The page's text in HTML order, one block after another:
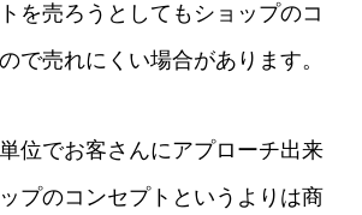
を売ろうとしてもショップのコ
で売れにくい場合があります。
位でお客さんにアプローチ出来
プのコンセプトというよりは商